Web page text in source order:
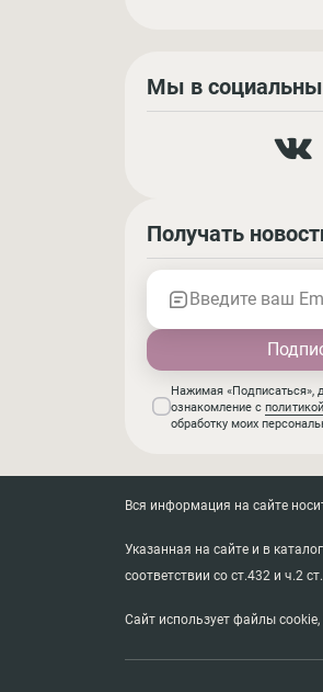
Мы в
Получать
Введите ваш
Нажимая «Подписаться»,
ознакомление с
обработку моих
Вся информация на сайте
Указанная на сайте и в
соответствии со ст.432 и ч.2
Сайт использует файлы